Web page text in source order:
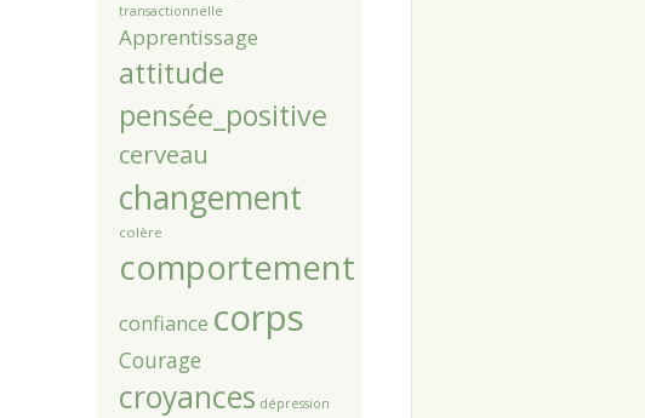
transactionnelle
Apprentissage
attitude
pensée_positive
cerveau
changement
colère
comportement
confiance corps
Courage
croyances dépression